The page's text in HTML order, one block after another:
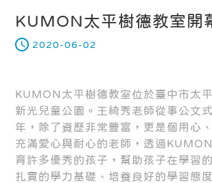
KUMON太平樹德教室開
2020-06-02
KUMON太平樹德教室位於臺中市太
新光兒童公園。王綺秀老師從事公文
年，除了資歷非常豐富，更是個用心
充滿愛心與耐心的老師，透過
育許多優秀的孩子，幫助孩子在學習
扎實的學力基礎、培養良好的學習態